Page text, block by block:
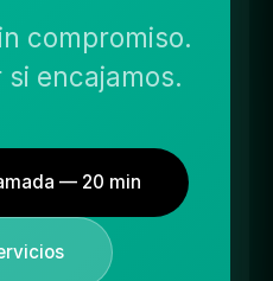
compromiso.
encajamos.
— 20 min